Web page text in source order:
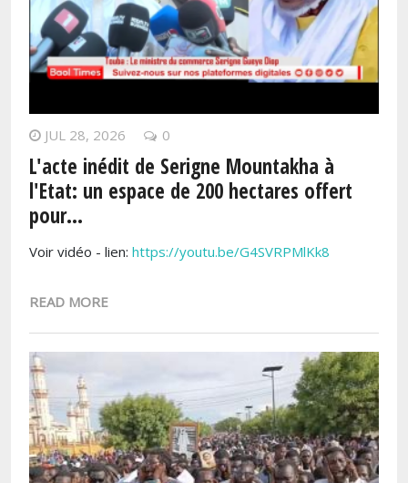
JUL 28, 2026 0
L'acte inédit de Serigne Mountakha à
l'Etat: un espace de 200 hectares offert
pour...
Voir vidéo - lien: https://youtu.be/G4SVRPMlKk8
READ MORE